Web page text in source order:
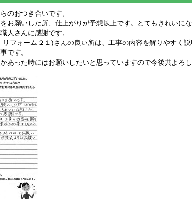
のおつき合いです。
お願いした所、仕上がりが予想以上です。とてもきれいにな
人さんに感謝です。
リフォーム２１)さんの良い所は、工事の内容を解りやすく
です。
あった時にはお願いしたいと思っていますので今後共よろし